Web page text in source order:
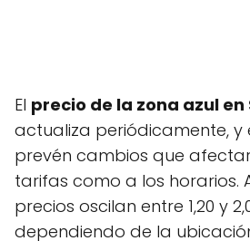
El precio de la zona azul en
actualiza periódicamente, y
prevén cambios que
tarifas como a los horarios.
precios oscilan entre 1,20 y
dependiendo de la